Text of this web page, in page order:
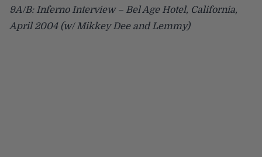
9A/B: Inferno Interview – Bel Age Hotel, California,
April 2004 (w/ Mikkey Dee and Lemmy)